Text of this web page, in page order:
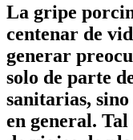
La gripe
centenar de
generar
solo de parte
sanitarias,
en general. Tal